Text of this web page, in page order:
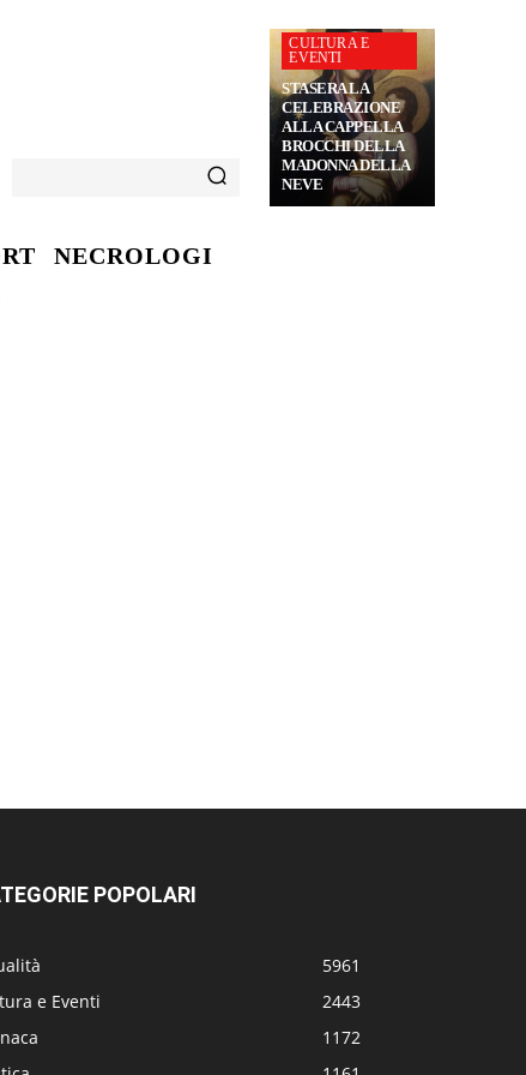
CULTURA E
EVENTI
STASERA LA
CELEBRAZIONE
ALLA CAPPELLA
BROCCHI DELLA
MADONNA DELLA
NEVE
NECROLOGI
POPOLARI
5961
e Eventi
2443
1172